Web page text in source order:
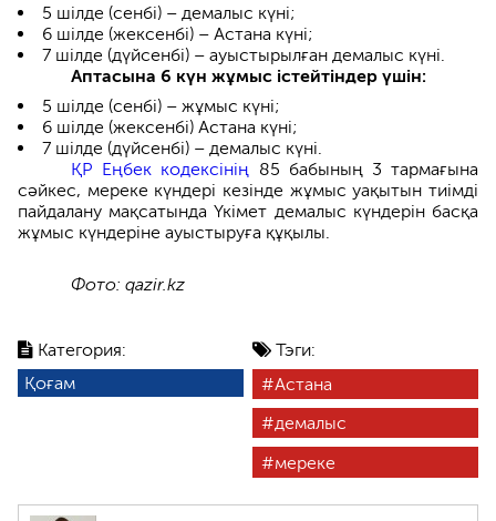
Категория:
Қоғам
Тэги:
Астана
демалыс
мереке
5 шілде (сенбі) – демалыс күні;
6 шілде (жексенбі) – Астана күні;
7 шілде (дүйсенбі) – ауыстырылған демалыс күні.
Аптасына 6 күн жұмыс істейтіндер үшін:
5 шілде (сенбі) – жұмыс күні;
6 шілде (жексенбі) Астана күні;
7 шілде (дүйсенбі) – демалыс күні.
ҚР Еңбек кодексінің 85 бабының 3 тармағына
сәйкес, мереке күндері кезінде жұмыс уақытын тиімді
пайдалану мақсатында Үкімет демалыс күндерін басқа
жұмыс күндеріне ауыстыруға құқылы.
Фото: qazir.kz